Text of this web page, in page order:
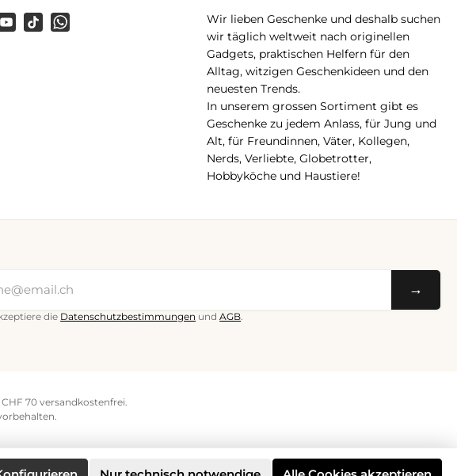
Wir lieben Geschenke und deshalb suchen
wir täglich weltweit nach originellen
Gadgets, praktischen Helfern für den
Alltag, witzigen Geschenkideen und den
neuesten Trends.
In unserem grossen Sortiment gibt es
Geschenke zu jedem Anlass, für Jung und
Alt, für Freundinnen, Väter, Kollegen,
Nerds, Verliebte, Globetrotter,
Hobbyköche und Haustiere!
TikTokWhatsApp
→
die Datenschutzbestimmungen undAGB
70 versandkostenfrei.